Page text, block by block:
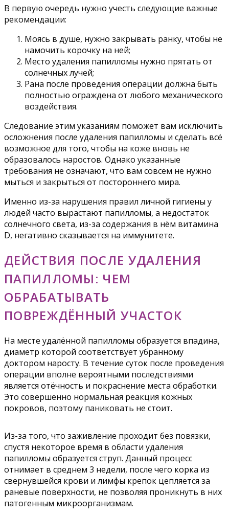
В первую очередь нужно учесть следующие важные
рекомендации:
Моясь в душе, нужно закрывать ранку, чтобы не
намочить корочку на ней;
Место удаления папилломы нужно прятать от
солнечных лучей;
Рана после проведения операции должна быть
полностью ограждена от любого механического
воздействия.
Следование этим указаниям поможет вам исключить
осложнения после удаления папилломы и сделать всё
возможное для того, чтобы на коже вновь не
образовалось наростов. Однако указанные
требования не означают, что вам совсем не нужно
мыться и закрыться от постороннего мира.
Именно из-за нарушения правил личной гигиены у
людей часто вырастают папилломы, а недостаток
солнечного света, из-за содержания в нём витамина
D, негативно сказывается на иммунитете.
ДЕЙСТВИЯ ПОСЛЕ УДАЛЕНИЯ
ПАПИЛЛОМЫ: ЧЕМ
ОБРАБАТЫВАТЬ
ПОВРЕЖДЁННЫЙ УЧАСТОК
На месте удалённой папилломы образуется впадина,
диаметр которой соответствует убранному
доктором наросту. В течение суток после проведения
операции вполне вероятными последствиями
является отёчность и покраснение места обработки.
Это совершенно нормальная реакция кожных
покровов, поэтому паниковать не стоит.
Из-за того, что заживление проходит без повязки,
спустя некоторое время в области удаления
папилломы образуется струп. Данный процесс
отнимает в среднем 3 недели, после чего корка из
свернувшейся крови и лимфы крепок цепляется за
раневые поверхности, не позволяя проникнуть в них
патогенным микроорганизмам.